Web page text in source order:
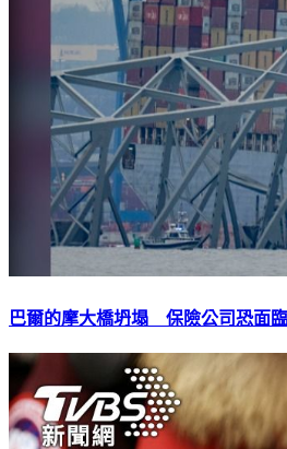
巴爾的摩大橋坍塌 保險公司恐面